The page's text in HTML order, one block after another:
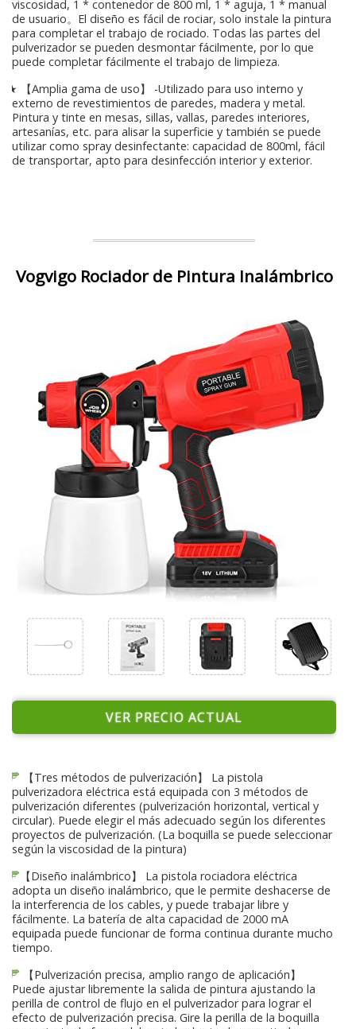
viscosidad, 1 * contenedor de 800 ml, 1 * aguja, 1 * manual
de usuario。El diseño es fácil de rociar, solo instale la pintura
para completar el trabajo de rociado. Todas las partes del
pulverizador se pueden desmontar fácilmente, por lo que
puede completar fácilmente el trabajo de limpieza.
★ 【Amplia gama de uso】 -Utilizado para uso interno y
externo de revestimientos de paredes, madera y metal.
Pintura y tinte en mesas, sillas, vallas, paredes interiores,
artesanías, etc. para alisar la superficie y también se puede
utilizar como spray desinfectante: capacidad de 800ml, fácil
de transportar, apto para desinfección interior y exterior.
Vogvigo Rociador de Pintura Inalámbrico
VER PRECIO ACTUAL
【Tres métodos de pulverización】 La pistola
pulverizadora eléctrica está equipada con 3 métodos de
pulverización diferentes (pulverización horizontal, vertical y
circular). Puede elegir el más adecuado según los diferentes
proyectos de pulverización. (La boquilla se puede seleccionar
según la viscosidad de la pintura)
【Diseño inalámbrico】 La pistola rociadora eléctrica
adopta un diseño inalámbrico, que le permite deshacerse de
la interferencia de los cables, y puede trabajar libre y
fácilmente. La batería de alta capacidad de 2000 mA
equipada puede funcionar de forma continua durante mucho
tiempo.
【Pulverización precisa, amplio rango de aplicación】
Puede ajustar libremente la salida de pintura ajustando la
perilla de control de flujo en el pulverizador para lograr el
efecto de pulverización precisa. Gire la perilla de la boquilla